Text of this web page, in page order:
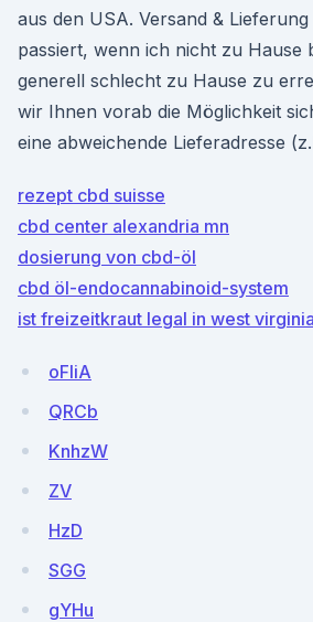
aus den USA. Versand &
passiert, wenn ich nicht zu Hause
generell schlecht zu Hause zu
wir Ihnen vorab die Möglichkeit
eine abweichende Lieferadresse
rezept cbd suisse
cbd center alexandria mn
dosierung von cbd-öl
cbd öl-endocannabinoid-system
ist freizeitkraut legal in west virginia
oFIiA
QRCb
KnhzW
ZV
HzD
SGG
gYHu